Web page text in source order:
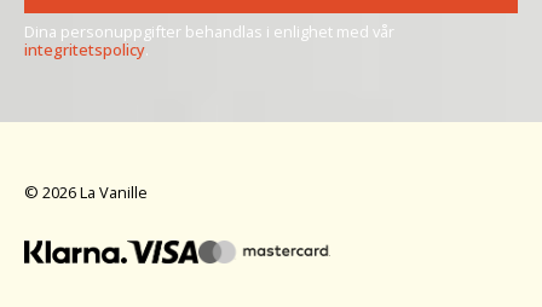
Dina personuppgifter behandlas i enlighet med vår
integritetspolicy.
© 2026 La Vanille